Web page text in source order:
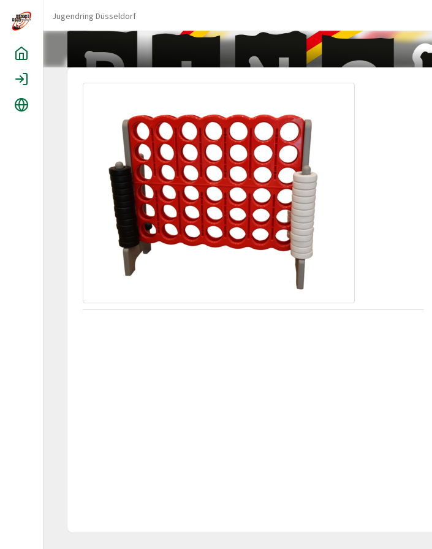
Jugendring Düsseldorf